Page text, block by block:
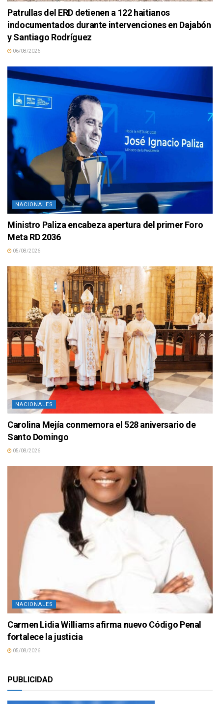
Patrullas del ERD detienen a 122 haitianos
indocumentados durante intervenciones en Dajabón
y Santiago Rodríguez
06/08/2026
NACIONALES
Ministro Paliza encabeza apertura del primer Foro
Meta RD 2036
05/08/2026
NACIONALES
Carolina Mejía conmemora el 528 aniversario de
Santo Domingo
05/08/2026
NACIONALES
Carmen Lidia Williams afirma nuevo Código Penal
fortalece la justicia
05/08/2026
PUBLICIDAD